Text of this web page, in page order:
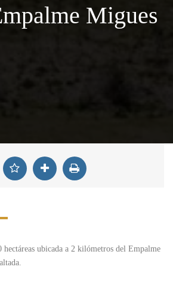
Migues
hectáreas ubicada a 2 kilómetros del Empalme